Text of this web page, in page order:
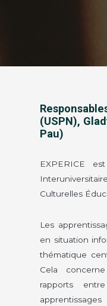
(USPN),
Pau)
EXPERICE
Culturelles
Les
en situation
thématique
Cela
rapports